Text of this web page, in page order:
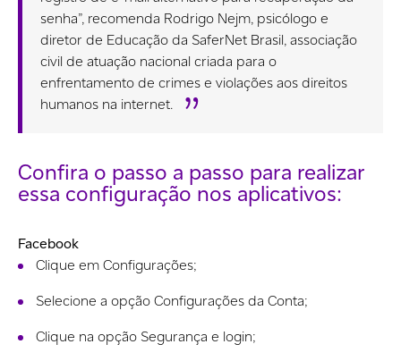
senha”, recomenda Rodrigo Nejm, psicólogo e
diretor de Educação da SaferNet Brasil, associação
civil de atuação nacional criada para o
enfrentamento de crimes e violações aos direitos
humanos na internet.
Confira o passo a passo para realizar
essa configuração nos aplicativos:
Facebook
Clique em Configurações;
Selecione a opção Configurações da Conta;
Clique na opção Segurança e login;